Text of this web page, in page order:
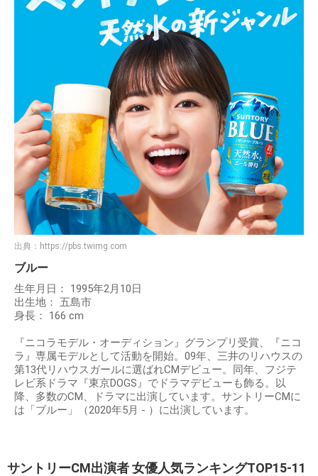
出典： https://pbs.twimg.com
ブルー
生年月日： 1995年2月10日
出生地： 五島市
身長： 166 cm
『ニコラモデル・オーディション』グランプリ受賞、『ニコ
ラ』専属モデルとして活動を開始。09年、三井のリハウスの
第13代リハウスガールに選ばれCMデビュー。同年、フジテ
レビ系ドラマ『東京DOGS』でドラマデビューも飾る。以
降、多数のCM、ドラマに出演しています。サントリーCMに
は「ブルー」（2020年5月 - ）に出演しています。
サントリーCM出演者 女優人気ランキングTOP15-11